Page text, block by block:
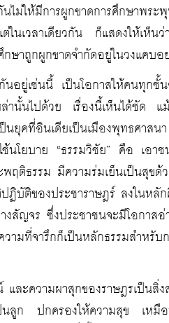
ม่ให้มีการผูกขาดการศึกษาพร
นเวลาเดียวกัน ก็แสดงให้เห็น
ษาถูกผูกขาดจำกัดอยู่ในวงแคบอ
นอยู่เช่นนี้ เป็นโอกาสให้คนทุกชั้
านั้นไปด้วย เรื่องนี้เห็นได้ชัด
ที่อินเดียเป็นเมืองพุทธศาสนา
นโยบาย “ธรรมวิชัย” คือ เอา
ฤติธรรม มีความร่มเย็นเป็นสุขด้
ฏิบัติของประชาราษฎร์ ลงในห
ญจร ซึ่งประชาชนจะมีโอกาส
ามที่จารึกก็เป็นหลักธรรมสำห
และความผาสุกของราษฎรเป็น
นลูก ปกครองให้ความสุข เห